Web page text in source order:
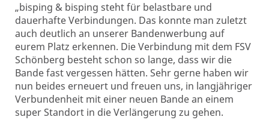
„bisping & bisping steht für belastbare und
dauerhafte Verbindungen. Das konnte man zuletzt
auch deutlich an unserer Bandenwerbung auf
eurem Platz erkennen. Die Verbindung mit dem FSV
Schönberg besteht schon so lange, dass wir die
Bande fast vergessen hätten. Sehr gerne haben wir
nun beides erneuert und freuen uns, in langjähriger
Verbundenheit mit einer neuen Bande an einem
super Standort in die Verlängerung zu gehen.